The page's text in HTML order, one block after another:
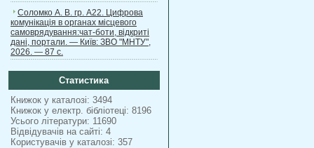
Соломко А. В. гр. А22. Цифрова
комунікація в органах місцевого
самоврядування:чат-боти, відкриті
дані, портали. — Київ: ЗВО "МНТУ",
2026. — 87 с.
Статистика
Книжок у каталозі: 3494
Книжок у електр. бібліотеці: 8196
Усього літератури: 11690
Відвідувачів на сайті: 4
Користувачів у каталозі: 357